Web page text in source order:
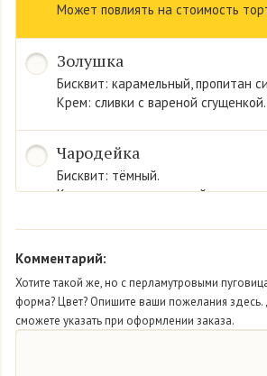
Может повлиять на стоимость
Золушка
Бисквит: карамельный, пропитан
Крем: сливки с вареной
Чародейка
Бисквит: тёмный.
Крем: сливки со вкусом йогурта.
Мон Амур
Бисквит: нежный белый.
Крем: из сливок.
Начинка: свежая клубника.
Комментарий:
Хотите такой же, но с перламутровыми
форма? Цвет? Опишите ваши пожелания здесь.
сможете указать при оформлении заказа.